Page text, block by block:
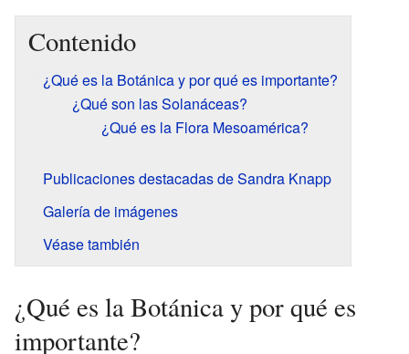
Contenido
¿Qué es la Botánica y por qué es importante?
¿Qué son las Solanáceas?
¿Qué es la Flora Mesoamérica?
Publicaciones destacadas de Sandra Knapp
Galería de imágenes
Véase también
¿Qué es la Botánica y por qué es
importante?